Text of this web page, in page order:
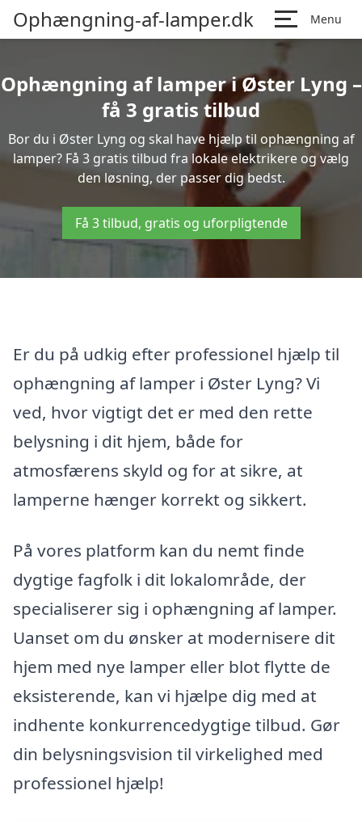
Ophængning-af-lamper.dk Menu
Ophængning af lamper i Øster Lyng –
få 3 gratis tilbud
Bor du i Øster Lyng og skal have hjælp til ophængning af
lamper? Få 3 gratis tilbud fra lokale elektrikere og vælg
den løsning, der passer dig bedst.
Få 3 tilbud, gratis og uforpligtende
Er du på udkig efter professionel hjælp til
ophængning af lamper i Øster Lyng? Vi
ved, hvor vigtigt det er med den rette
belysning i dit hjem, både for
atmosfærens skyld og for at sikre, at
lamperne hænger korrekt og sikkert.
På vores platform kan du nemt finde
dygtige fagfolk i dit lokalområde, der
specialiserer sig i ophængning af lamper.
Uanset om du ønsker at modernisere dit
hjem med nye lamper eller blot flytte de
eksisterende, kan vi hjælpe dig med at
indhente konkurrencedygtige tilbud. Gør
din belysningsvision til virkelighed med
professionel hjælp!